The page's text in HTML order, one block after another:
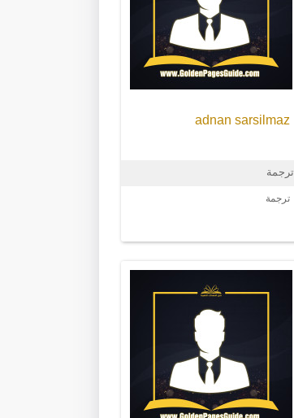
adnan sarsilmaz
ترجمة
ترجمة